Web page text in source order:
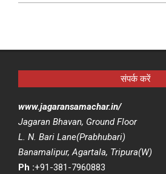
संपर्क करें
www.jagaransamachar.in/
Jagaran Bhavan, Ground Floor
L. N. Bari Lane(Prabhubari)
Banamalipur, Agartala, Tripura(W)
Ph :+91-381-7960883